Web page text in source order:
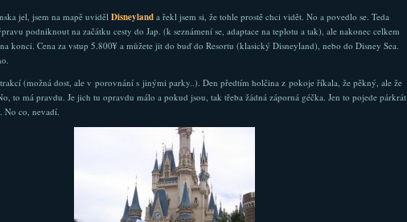
jel, jsem na mapě uviděl Disneyland a řekl jsem si, že tohle prostě chci vidět. No a povedlo se. Teda
podniknout na začátku cesty do Jap. (k seznámení se, adaptace na teplotu a tak), ale nakonec celkem
konci. Cena za vstup 5.800¥ a můžete jit do buď do Resortu (klasický Disneyland), nebo do Disney Sea.
(možná dost, ale v porovnání s jinými parky..). Den předtím holčina z pokoje říkala, že pěkný, ale že
to má pravdu. Je jich tu opravdu málo a pokud jsou, tak třeba žádná záporná géčka. Jen to pojede párkrát
No co, nevadí.